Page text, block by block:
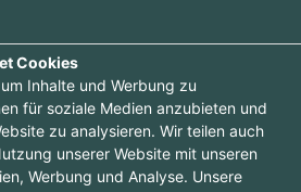
sehen hier, komme doch später
vorbei :-)
Cookies
Inhalte und Werbung zu
für soziale Medien anzubieten und
zu analysieren. Wir teilen auch
unserer Website mit unseren
Werbung und Analyse. Unsere